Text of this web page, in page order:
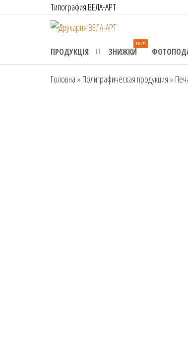
Типография ВЕЛА-АРТ
ВЕЛА-АРТ
широкоформатний
друк. Замовлення
ПРОДУКЦІЯ ЗНИЖКИ
SALE!
Головна » Полиграфическая продукция »